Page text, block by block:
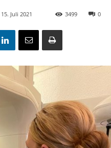
15. Juli 2021 0
3499